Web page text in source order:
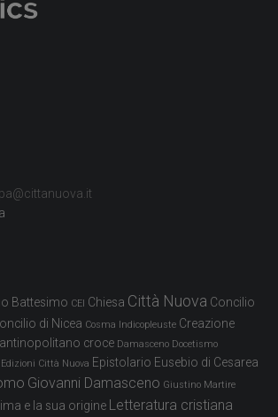
Battesimo CEI Chiesa Città Nuova Concilio
di Nicea Cosma Indicopleuste Creazione
croce Damasceno Docetismo
Edizioni Città Nuova Epistolario Eusebio di Cesarea
Giovanni Damasceno Giustino Martire
e la sua origine Letteratura cristiana